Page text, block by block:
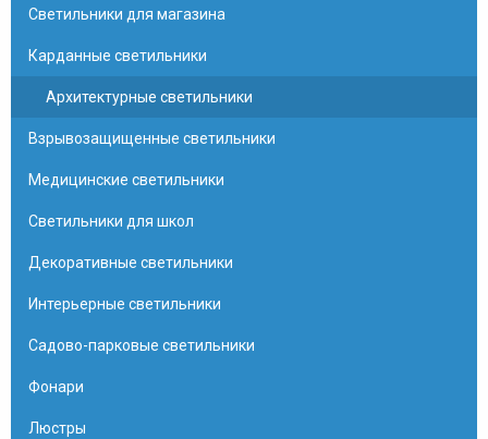
Светильники для магазина
Карданные светильники
Архитектурные светильники
Взрывозащищенные светильники
Медицинские светильники
Светильники для школ
Декоративные светильники
Интерьерные светильники
Садово-парковые светильники
Фонари
Люстры